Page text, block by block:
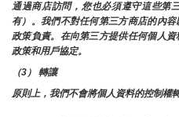
通過商店訪問，您也必須遵守這些第
有）。我們不對任何第三方商店的內
政策負責。在向第三方提供任何個人
政策和用戶協定。
（3） 轉讓
原則上，我們不會將個人資料的控制權